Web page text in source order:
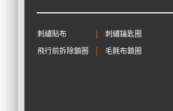
刺繡貼布
刺繡鑰匙圈
飛行前拆除鎖圈
毛氈布鎖圈